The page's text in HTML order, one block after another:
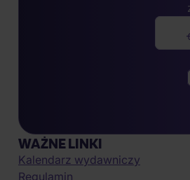
WAŻNE LINKI
Kalendarz wydawniczy
Regulamin